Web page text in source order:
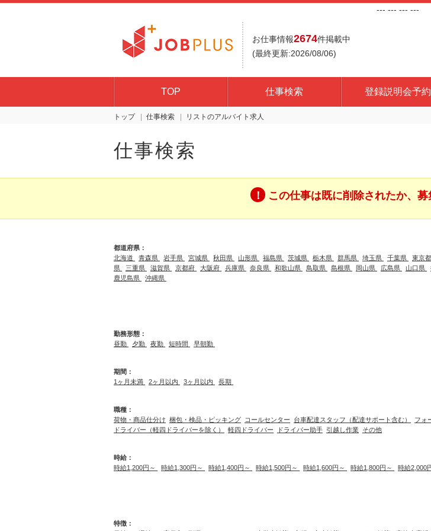
--- --- --- ---
お仕事情報2674件掲載中
(最終更新:2026/08/06)
TOP 仕事検索 登録説明会予約
トップ 仕事検索 リスト
仕事検索
この仕事は既に削除されたか、募
都道府県：
北海道
青森県 岩手県 宮城県 秋田県 山形県 福島県 茨城県 栃木県 群馬県 埼玉県 千葉県 東京都
県
三重県 滋賀県 京都府 大阪府 兵庫県 奈良県 和歌山県 鳥取県 島根県 岡山県 広島県 山口県
鹿児島県
沖縄県
勤務形態：
昼勤
夕勤 夜勤 短時間 早朝勤
期間：
1ヶ月未満
2ヶ月以内 3ヶ月以内 長期
職種：
荷物・商品仕分け 梱包・検品・ピッキング コールセンター 台車配達スタッフ（配達サポート含む） フォ
ドライバー（軽四ドライバーを除く）
軽四ドライバー ドライバー助手 引越し作業 その他
時給：
時給1,200円～
時給1,300円～ 時給1,400円～ 時給1,500円～ 時給1,600円～ 時給1,800円～ 時給2,000
特徴：